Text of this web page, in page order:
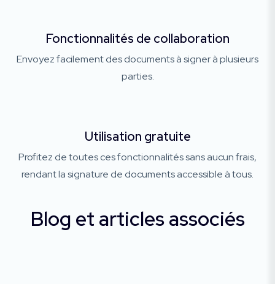
Fonctionnalités de collaboration
Envoyez facilement des documents à signer à plusieurs
parties.
Utilisation gratuite
Profitez de toutes ces fonctionnalités sans aucun frais,
rendant la signature de documents accessible à tous.
Blog et articles associés